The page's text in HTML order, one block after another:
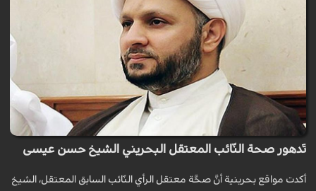
تَدهور صحة النّائب المعتقل البحريني الشيخ حسن عيسى
أكدت مواقع بحرينية أنَّ صحَّة معتقل الرأي النّائب السابق المعتقل، الشيخ